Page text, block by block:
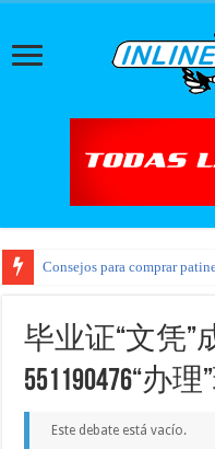
Consejos para comprar
毕业证“文凭”
551190476“办
Este debate está vacío.